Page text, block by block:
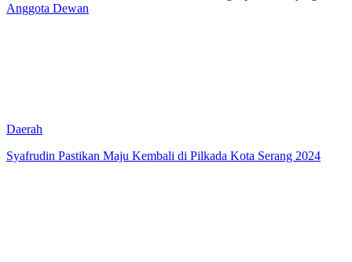
Anggota Dewan
Daerah
Syafrudin Pastikan Maju Kembali di Pilkada Kota Serang 2024